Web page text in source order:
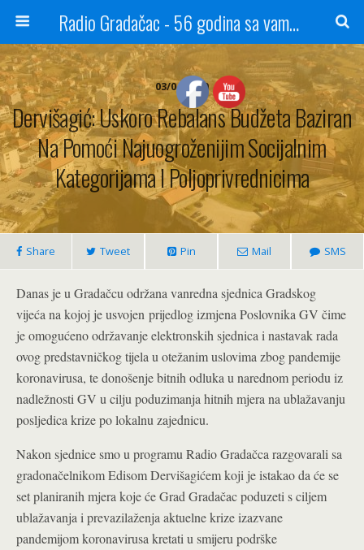
Radio Gradačac - 56 godina sa vama...
03/04/2020
Dervišagić: Uskoro Rebalans Budžeta Baziran
Na Pomoći Najuogroženijim Socijalnim
Kategorijama I Poljoprivrednicima
Share Tweet Pin Mail SMS
Danas je u Gradačcu održana vanredna sjednica Gradskog
vijeća na kojoj je usvojen prijedlog izmjena Poslovnika GV čime
je omogućeno održavanje elektronskih sjednica i nastavak rada
ovog predstavničkog tijela u otežanim uslovima zbog pandemije
koronavirusa, te donošenje bitnih odluka u narednom periodu iz
nadležnosti GV u cilju poduzimanja hitnih mjera na ublažavanju
posljedica krize po lokalnu zajednicu.
Nakon sjednice smo u programu Radio Gradačca razgovarali sa
gradonačelnikom Edisom Dervišagićem koji je istakao da će se
set planiranih mjera koje će Grad Gradačac poduzeti s ciljem
ublažavanja i prevazilaženja aktuelne krize izazvane
pandemijom koronavirusa kretati u smijeru podrške